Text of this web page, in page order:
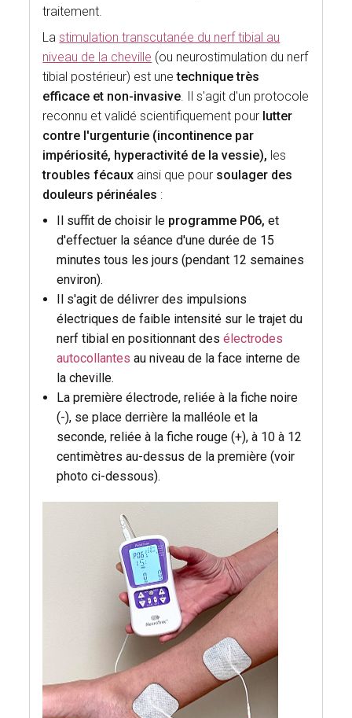
traitement.
Lastimulation transcutanée du nerf tibial au
niveau de la cheville (ou neurostimulation du nerf
tibial postérieur) est une technique très
efficace et non-invasive . Il s'agit d'un protocole
reconnu et validé scientifiquement pour lutter
contre l'urgenturie (incontinence par
impériosité, hyperactivité de la vessie), les
troubles fécaux ainsi que pour soulager des
douleurs périnéales :
Il suffit de choisir le programme P06, et
d'effectuer la séance d'une durée de 15
minutes tous les jours (pendant 12 semaines
environ).
Il s'agit de délivrer des impulsions
électriques de faible intensité sur le trajet du
nerf tibial en positionnant des électrodes
autocollantes au niveau de la face interne de
la cheville.
La première électrode, reliée à la fiche noire
(-), se place derrière la malléole et la
seconde, reliée à la fiche rouge (+), à 10 à 12
centimètres au-dessus de la première (voir
photo ci-dessous).